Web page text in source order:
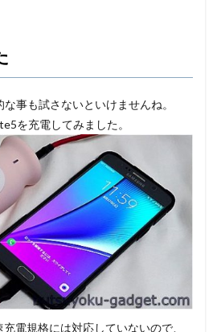
事も試さないといけませんね。
を充電してみました。
電規格には対応していないので、